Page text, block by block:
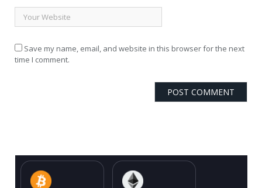
Save my name, email, and website in this browser for the next
time I comment.